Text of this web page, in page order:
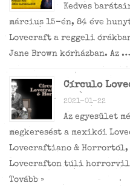
Kedves
március 15-én, 84 éve
Lovecraft a reggeli
Jane Brown kórházban. Az …
Círculo
2021-01-22
Az egyesület
megkeresést a mexikói
Lovecraftiano & Horrortól,
Lovecrafton túli
Tovább »